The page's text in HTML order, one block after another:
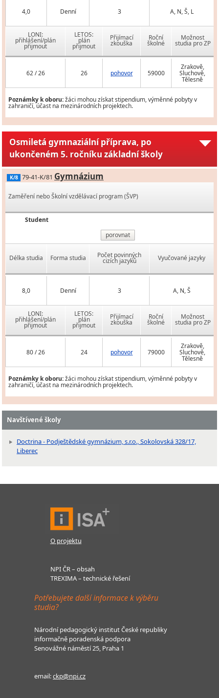
4,0 Denní 3 A, N, Š, L
LONI:
přihlášení/plán
přijmout
LETOS:
plán
přijmout
Přijímací
zkouška
Roční
školné
Možnost
studia pro ZP
62 / 26 26 pohovor 59000
Zrakově,
Sluchově,
Tělesně
Poznámky k oboru:žáci mohou získat stipendium, výměnné pobyty v
zahraničí, účast na mezinárodních projektech.
Osmiletá gymnaziální příprava, po
ukončeném 5. ročníku základní školy
K/8 79-41-K/81 Gymnázium
Zaměření nebo Školní vzdělávací program (ŠVP)
Student
porovnat
Délka studia Forma studia Počet povinných
cizích jazyků Vyučované jazyky
8,0 Denní 3 A, N, Š
LONI:
přihlášení/plán
přijmout
LETOS:
plán
přijmout
Přijímací
zkouška
Roční
školné
Možnost
studia pro ZP
80 / 26 24 pohovor 79000
Zrakově,
Sluchově,
Tělesně
Poznámky k oboru:žáci mohou získat stipendium, výměnné pobyty v
zahraničí, účast na mezinárodních projektech.
Navštívené školy
Doctrina - Podještědské gymnázium, s.r.o., Sokolovská 328/17,
Liberec
O projektu
NPI ČR – obsah
TREXIMA – technické řešení
Potřebujete další informace k výběru
studia?
Národní pedagogický institut České republiky
informačně poradenská podpora
Senovážné náměstí 25, Praha 1
email:ckp@npi.cz